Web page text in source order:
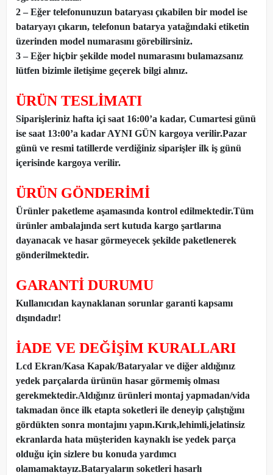
2 – Eğer telefonunuzun bataryası çıkabilen bir model ise
bataryayı çıkarın, telefonun batarya yatağındaki etiketin
üzerinden model numarasını görebilirsiniz.
3 – Eğer hiçbir şekilde model numarasını bulamazsanız
lütfen bizimle iletişime geçerek bilgi alınız.
ÜRÜN TESLİMATI
Siparişleriniz hafta içi saat 16:00’a kadar, Cumartesi günü
ise saat 13:00’a kadar AYNI GÜN kargoya verilir.Pazar
günü ve resmi tatillerde verdiğiniz siparişler ilk iş günü
içerisinde kargoya verilir.
ÜRÜN GÖNDERİMİ
Ürünler paketleme aşamasında kontrol edilmektedir.Tüm
ürünler ambalajında sert kutuda kargo şartlarına
dayanacak ve hasar görmeyecek şekilde paketlenerek
gönderilmektedir.
GARANTİ DURUMU
Kullanıcıdan kaynaklanan sorunlar garanti kapsamı
dışındadır!
İADE VE DEĞİŞİM KURALLARI
Lcd Ekran/Kasa Kapak/Bataryalar ve diğer aldığınız
yedek parçalarda ürünün hasar görmemiş olması
gerekmektedir.Aldığınız ürünleri montaj yapmadan/vida
takmadan önce ilk etapta soketleri ile deneyip çalıştığını
gördükten sonra montajını yapın.Kırık,lehimli,jelatinsiz
ekranlarda hata müşteriden kaynaklı ise yedek parça
olduğu için sizlere bu konuda yardımcı
olamamaktayız.Bataryaların soketleri hasarlı